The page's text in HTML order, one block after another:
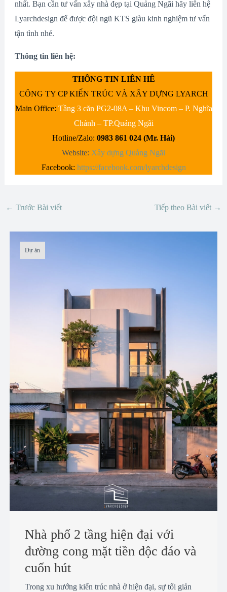
nhất. Bạn cần tư vấn xây nhà đẹp tại Quảng Ngãi hãy liên hệ
Lyarchdesign để được đội ngũ KTS giàu kinh nghiệm tư vấn
tận tình nhé.
Thông tin liên hệ:
THÔNG TIN LIÊN HÊ
CÔNG TY CP KIẾN TRÚC VÀ XÂY DỰNG LYARCH
Main Office: Tầng 3 căn PG2-08A – Khu Vincom – P. Nghĩa
Chánh – TP.Quảng Ngãi
Hotline/Zalo: 0983 861 024 (Mr. Hải)
Website: Xây dựng Quảng Ngãi
Facebook: https://facebook.com/lyarchdesign
← Trước Bài viết Tiếp theo Bài viết →
Dự án
Nhà phố 2 tầng hiện đại với
đường cong mặt tiền độc đáo và
cuốn hút
Trong xu hướng kiến trúc nhà ở hiện đại, sự tối giản